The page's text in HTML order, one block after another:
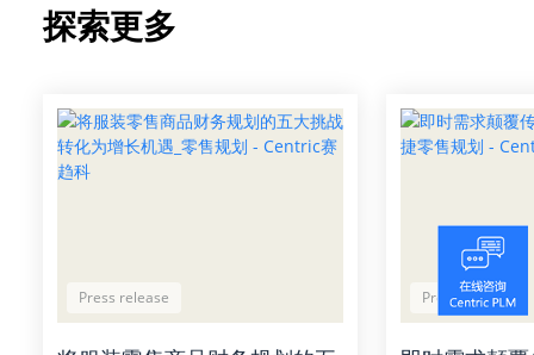
探索更多
Press release Press release